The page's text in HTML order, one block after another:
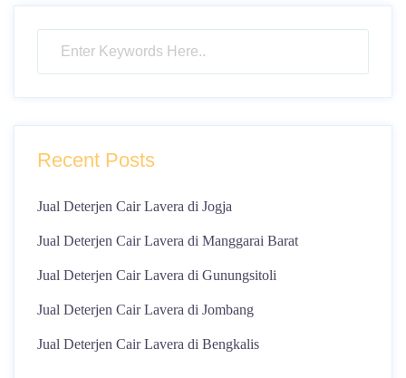
Recent Posts
Jual Deterjen Cair Lavera di Jogja
Jual Deterjen Cair Lavera di Manggarai Barat
Jual Deterjen Cair Lavera di Gunungsitoli
Jual Deterjen Cair Lavera di Jombang
Jual Deterjen Cair Lavera di Bengkalis